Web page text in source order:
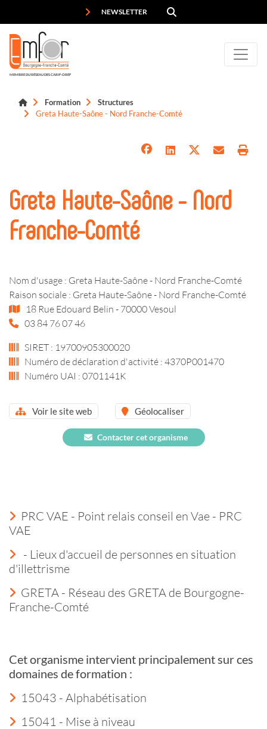
NEWSLETTER
MEMBRE DU RÉSEAU DES CARIF-OREF
Formation
Structures
Greta Haute-Saône - Nord Franche-Comté
Greta Haute-Saône - Nord
Franche-Comté
Nom d'usage : Greta Haute-Saône - Nord Franche-Comté
Raison sociale : Greta Haute-Saône - Nord Franche-Comté
18 Rue Edouard Belin - 70000 Vesoul
03 84 76 07 46
SIRET : 19700905300020
Numéro de déclaration d'activité : 4370P001470
Numéro UAI : 0701141K
Voir le site web Géolocaliser
Contacter cet organisme
PRC VAE - Point relais conseil en Vae - PRC
VAE
- Lieux d'accueil de personnes en situation
d'illettrisme
GRETA - Réseau des GRETA de Bourgogne-
Franche-Comté
Cet organisme intervient principalement sur ces
domaines de formation :
15043 - Alphabétisation
15041 - Mise à niveau
Panneau de gestion des cookies